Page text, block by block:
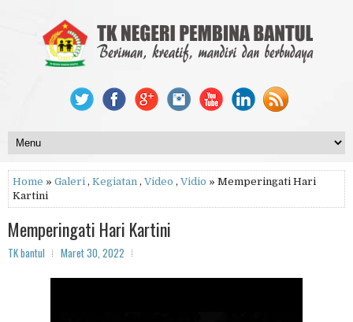
Home » Galeri , Kegiatan , Video , Vidio » Memperingati Hari
Kartini
Memperingati Hari Kartini
TK bantul Maret 30, 2022